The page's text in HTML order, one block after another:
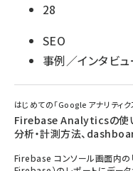
28
SEO
事例／インタビュ
はじめての「Google アナリティ
Firebase Analyticsの使
分析・計測方法、
Firebase コンソール画面内の